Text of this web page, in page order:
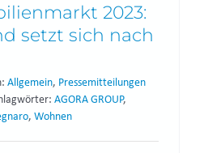
2023:
setzt sich nach
Allgemein, Pressemitteilungen
AGORA GROUP,
, Wohnen